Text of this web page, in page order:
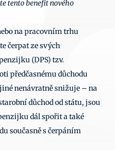
tento benefit nového
na pracovním trhu
čerpat ze svých
(DPS) tzv.
předčasnému důchodu
nenávratně snižuje – na
důchod od státu, jsou
dál spořit a také
současně s čerpáním